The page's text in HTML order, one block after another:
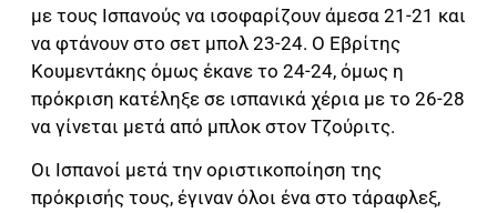
με τους Ισπανούς να ισοφαρίζουν άμεσα 21-21 και
να φτάνουν στο σετ μπολ 23-24. Ο Εβρίτης
Κουμεντάκης όμως έκανε το 24-24, όμως η
πρόκριση κατέληξε σε ισπανικά χέρια με το 26-28
να γίνεται μετά από μπλοκ στον Τζούριτς.
Οι Ισπανοί μετά την οριστικοποίηση της
πρόκρισής τους, έγιναν όλοι ένα στο τάραφλεξ,